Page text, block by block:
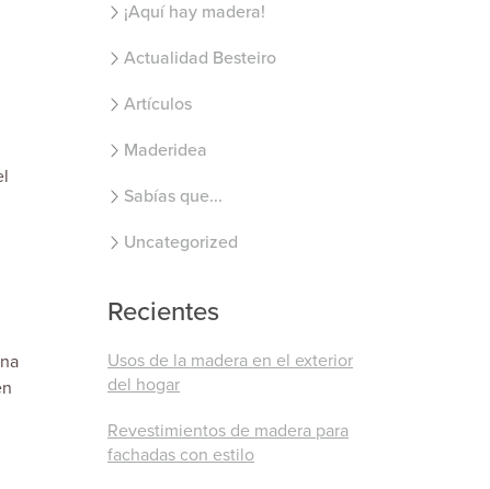
¡Aquí hay madera!
Actualidad Besteiro
Artículos
Maderidea
Sabías que...
Uncategorized
Recientes
Usos de la madera en el exterior
del hogar
Revestimientos de madera para
fachadas con estilo